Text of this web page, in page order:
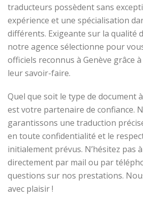
traducteurs possèdent sans
expérience et une spécialisation
différents. Exigeante sur la qualité
notre agence sélectionne pour
officiels reconnus à Genève grâce
leur savoir-faire.
Quel que soit le type de document
est votre partenaire de confiance.
garantissons une traduction
en toute confidentialité et le
initialement prévus. N’hésitez pas
directement par mail ou par
questions sur nos prestations.
avec plaisir !